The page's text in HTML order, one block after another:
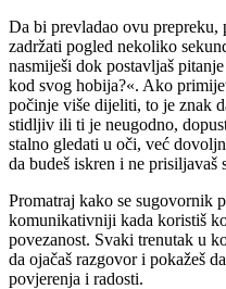
Da bi prevladao ovu prepreku,
zadržati pogled nekoliko
nasmiješi dok postavljaš
kod svog hobija?«. Ako
počinje više dijeliti, to je znak
stidljiv ili ti je neugodno,
stalno gledati u oči, već
da budeš iskren i ne prisiljavaš
Promatraj kako se sugovornik
komunikativniji kada koristiš
povezanost. Svaki trenutak u
da ojačaš razgovor i pokažeš
povjerenja i radosti.